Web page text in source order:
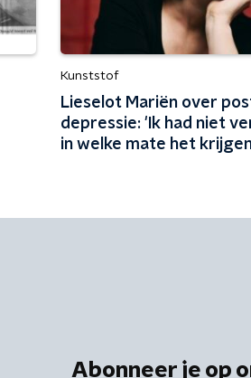
Kunststof
Lieselot Mariën over
depressie: 'Ik had niet
in welke mate het
Abonneer je op